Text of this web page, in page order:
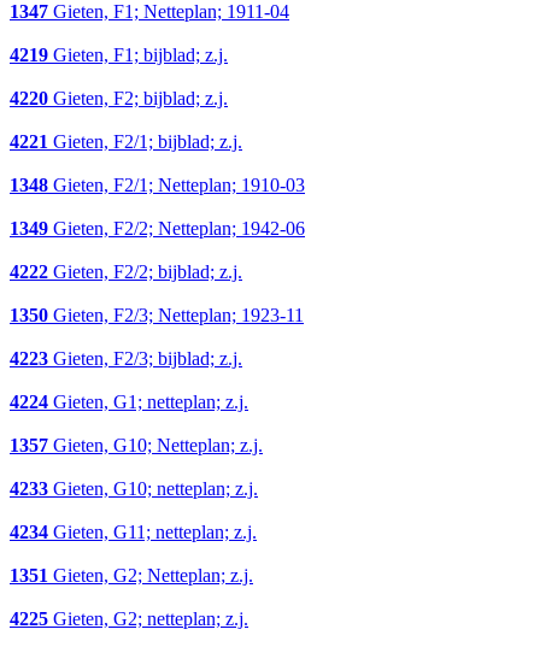
1347 Gieten, F1; Netteplan; 1911-04
4219 Gieten, F1; bijblad; z.j.
4220 Gieten, F2; bijblad; z.j.
4221 Gieten, F2/1; bijblad; z.j.
1348 Gieten, F2/1; Netteplan; 1910-03
1349 Gieten, F2/2; Netteplan; 1942-06
4222 Gieten, F2/2; bijblad; z.j.
1350 Gieten, F2/3; Netteplan; 1923-11
4223 Gieten, F2/3; bijblad; z.j.
4224 Gieten, G1; netteplan; z.j.
1357 Gieten, G10; Netteplan; z.j.
4233 Gieten, G10; netteplan; z.j.
4234 Gieten, G11; netteplan; z.j.
1351 Gieten, G2; Netteplan; z.j.
4225 Gieten, G2; netteplan; z.j.